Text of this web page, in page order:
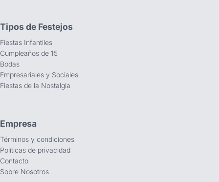
Tipos de Festejos
Fiestas Infantiles
Cumpleaños de 15
Bodas
Empresariales y Sociales
Fiestas de la Nostalgia
Empresa
Términos y condiciones
Políticas de privacidad
Contacto
Sobre Nosotros